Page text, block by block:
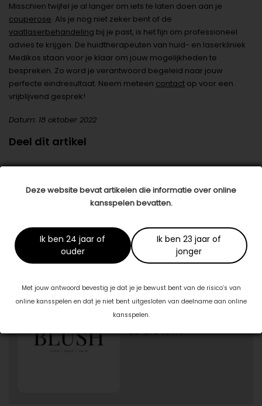
Deze website bevat artikelen die informatie over online
kansspelen bevatten.
Ik ben 24 jaar of
ouder
Ik ben 23 jaar of
jonger
Met jouw antwoord bevestig je dat je je bewust bent van de risico’s van
online kansspelen en dat je niet bent uitgesloten van deelname aan online
kansspelen.
Misschien twijfel je al langer om iets te laten doen aan je
couperose. Als je nog niet zeker bent of de
vaatlaserbehandeling bij je past, is het fijn om professioneel
advies te krijgen. De huidtherapeuten van huid- en laserkliniek
Medikos staan voor je klaar om jouw mogelijkheden te
bespreken. Zo word je verantwoord begeleid naar jouw
perfecte eindresultaat. Neem meteen contact op voor een
vrijblijvend gesprek!
Datum: 18 oktober 2022
Deel dit artikel
Specialisten in jouw buurt
1/5
Blush Skin Clinic
Burg. J.G. Legroweg 94
9761TD Eelde
06-57943414